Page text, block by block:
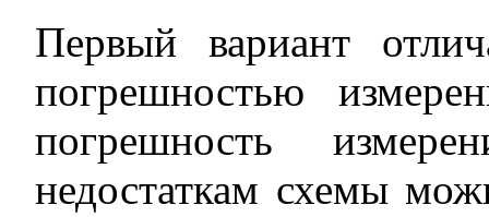
Первый вариант
погрешностью
погрешность
недостаткам схемы